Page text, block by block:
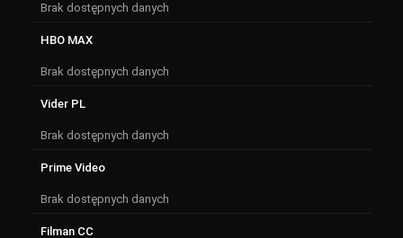
Brak dostępnych danych
HBO MAX
Brak dostępnych danych
Vider PL
Brak dostępnych danych
Prime Video
Brak dostępnych danych
Filman CC